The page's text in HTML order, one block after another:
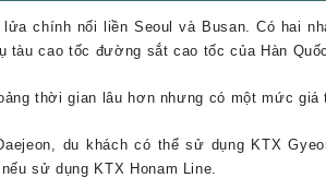
chính nối liền Seoul và Busan. Có hai
tàu cao tốc đường sắt cao tốc của Hàn
thời gian lâu hơn nhưng có một mức giá
du khách có thể sử dụng KTX
sử dụng KTX Honam Line.